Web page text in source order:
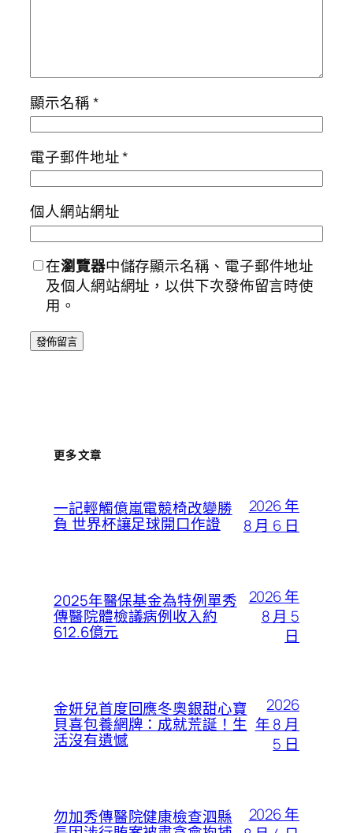
顯示名稱*
電子郵件地址*
個人網站網址
在瀏覽器中儲存顯示名稱、電子郵件地址
及個人網站網址，以供下次發佈留言時使
用。
更多文章
一記輕觸億嵐電競椅改變勝
負 世界杯讓足球開口作證
2026 年
8 月 6 日
2025年醫保基金為特例單秀
傳醫院體檢議病例收入約
612.6億元
2026 年
8 月 5
日
金妍兒首度回應冬奧銀甜心寶
貝喜包養網牌：成就荒誕！生
活沒有遺憾
2026
年 8 月
5 日
勿加秀傳醫院健康檢查泗縣
2026 年